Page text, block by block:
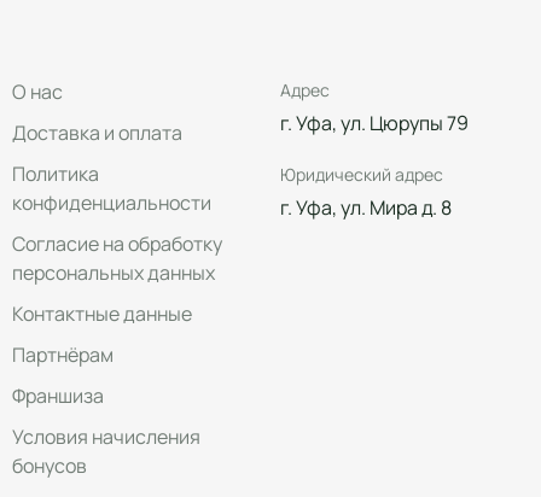
О нас
Доставка и оплата
Политика
конфиденциальности
Согласие на обработку
персональных данных
Контактные данные
Партнёрам
Франшиза
Условия начисления
бонусов
Адрес
г. Уфа, ул. Цюрупы 79
Юридический адрес
г. Уфа, ул. Мира д. 8